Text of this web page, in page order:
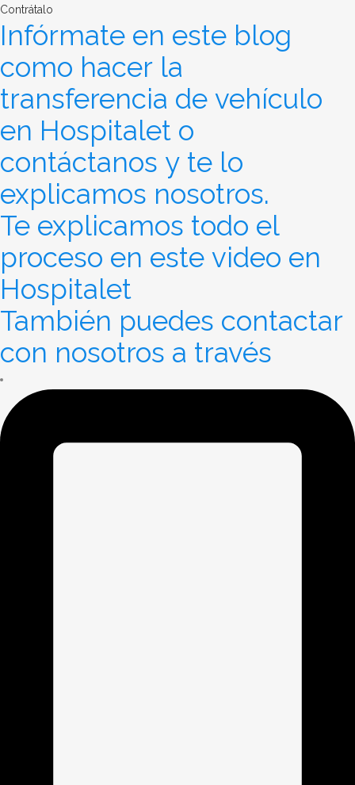
Contrátalo
Infórmate en este blog
como hacer la
transferencia de vehículo
en Hospitalet o
contáctanos y te lo
explicamos nosotros.
Te explicamos todo el
proceso en este video en
Hospitalet
También puedes contactar
con nosotros a través